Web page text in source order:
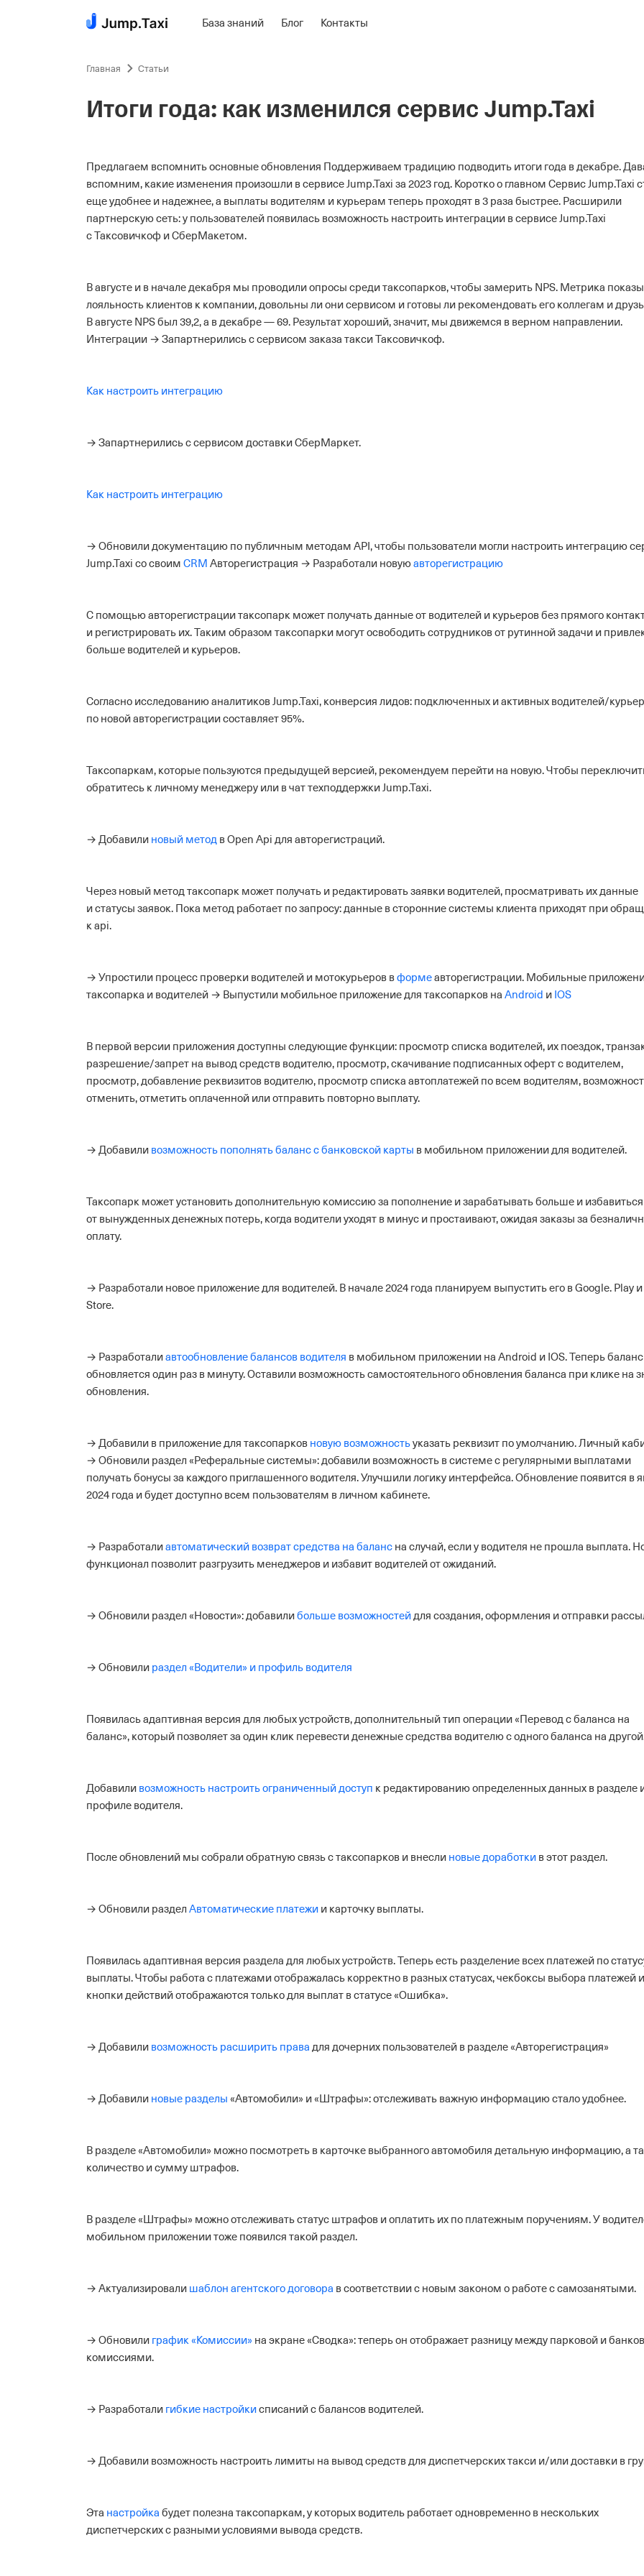
База знаний Блог Контакты
Главная Статьи
Итоги года: как изменился cервис Jump.Taxi
Предлагаем вспомнить основные обновления Поддерживаем традицию подводить итоги года в декабре.
вспомним, какие изменения произошли в сервисе Jump.Taxi за 2023 год. Коротко о главном Сервис Jump.Taxi
еще удобнее и надежнее, а выплаты водителям и курьерам теперь проходят в 3 раза быстрее. Расширили
партнерскую сеть: у пользователей появилась возможность настроить интеграции в сервисе Jump.Taxi
с Таксовичкоф и СберМакетом.
В августе и в начале декабря мы проводили опросы среди таксопарков, чтобы замерить NPS. Метрика
лояльность клиентов к компании, довольны ли они сервисом и готовы ли рекомендовать его коллегам и
В августе NPS был 39,2, а в декабре — 69. Результат хороший, значит, мы движемся в верном направлении.
Интеграции → Запартнерились с сервисом заказа такси Таксовичкоф.
Как настроить интеграцию
→ Запартнерились с сервисом доставки СберМаркет.
Как настроить интеграцию
→ Обновили документацию по публичным методам API, чтобы пользователи могли настроить интеграцию
Jump.Taxi со своим CRM Авторегистрация → Разработали новуюавторегистрацию
С помощью авторегистрации таксопарк может получать данные от водителей и курьеров без прямого
и регистрировать их. Таким образом таксопарки могут освободить сотрудников от рутинной задачи и
больше водителей и курьеров.
Согласно исследованию аналитиков Jump.Taxi, конверсия лидов: подключенных и активных водителей/
по новой авторегистрации составляет 95%.
Таксопаркам, которые пользуются предыдущей версией, рекомендуем перейти на новую. Чтобы
обратитесь к личному менеджеру или в чат техподдержки Jump.Taxi.
→ Добавили новый метод в Open Api для авторегистраций.
Через новый метод таксопарк может получать и редактировать заявки водителей, просматривать их данные
и статусы заявок. Пока метод работает по запросу: данные в сторонние системы клиента приходят при
к api.
→ Упростили процесс проверки водителей и мотокурьеров вформеавторегистрации. Мобильные
таксопарка и водителей → Выпустили мобильное приложение для таксопарков на Android и IOS
В первой версии приложения доступны следующие функции: просмотр списка водителей, их поездок,
разрешение/запрет на вывод средств водителю, просмотр, скачивание подписанных оферт с водителем,
просмотр, добавление реквизитов водителю, просмотр списка автоплатежей по всем водителям,
отменить, отметить оплаченной или отправить повторно выплату.
→ Добавили возможность пополнять баланс с банковской карты в мобильном приложении для водителей.
Таксопарк может установить дополнительную комиссию за пополнение и зарабатывать больше и избавиться
от вынужденных денежных потерь, когда водители уходят в минус и простаивают, ожидая заказы за
оплату.
→ Разработали новое приложение для водителей. В начале 2024 года планируем выпустить его в Google. Play
Store.
→ Разработалиавтообновление балансов водителя в мобильном приложении на Android и IOS. Теперь баланс
обновляется один раз в минуту. Оставили возможность самостоятельного обновления баланса при клике на
обновления.
→ Добавили в приложение для таксопарков новую возможностьуказать реквизит по умолчанию. Личный
→ Обновили раздел «Реферальные системы»: добавили возможность в системе с регулярными выплатами
получать бонусы за каждого приглашенного водителя. Улучшили логику интерфейса. Обновление появится в
2024 года и будет доступно всем пользователям в личном кабинете.
→ Разработалиавтоматический возврат средства на баланс на случай, если у водителя не прошла выплата.
функционал позволит разгрузить менеджеров и избавит водителей от ожиданий.
→ Обновили раздел «Новости»: добавилибольше возможностей для создания, оформления и отправки
→ Обновили раздел «Водители» и профиль водителя
Появилась адаптивная версия для любых устройств, дополнительный тип операции «Перевод с баланса на
баланс», который позволяет за один клик перевести денежные средства водителю с одного баланса на
Добавили возможность настроить ограниченный доступ к редактированию определенных данных в разделе
профиле водителя.
После обновлений мы собрали обратную связь с таксопарков и внесли новые доработки в этот раздел.
→ Обновили раздел Автоматические платежи и карточку выплаты.
Появилась адаптивная версия раздела для любых устройств. Теперь есть разделение всех платежей по
выплаты. Чтобы работа с платежами отображалась корректно в разных статусах, чекбоксы выбора платежей и
кнопки действий отображаются только для выплат в статусе «Ошибка».
→ Добавили возможность расширить права для дочерних пользователей в разделе «Авторегистрация»
→ Добавили новые разделы «Автомобили» и «Штрафы»: отслеживать важную информацию стало удобнее.
В разделе «Автомобили» можно посмотреть в карточке выбранного автомобиля детальную информацию, а
количество и сумму штрафов.
В разделе «Штрафы» можно отслеживать статус штрафов и оплатить их по платежным поручениям. У
мобильном приложении тоже появился такой раздел.
→ Актуализировали шаблон агентского договора в соответствии с новым законом о работе с самозанятыми.
→ Обновили график «Комиссии» на экране «Сводка»: теперь он отображает разницу между парковой и
комиссиями.
→ Разработали гибкие настройкисписаний с балансов водителей.
→ Добавили возможность настроить лимиты на вывод средств для диспетчерских такси и/или доставки в
Эта настройка будет полезна таксопаркам, у которых водитель работает одновременно в нескольких
диспетчерских с разными условиями вывода средств.